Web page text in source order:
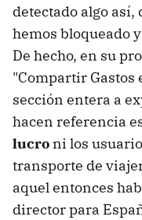
detectado algo
hemos bloqueado
De hecho, en su
"Compartir Gastos
sección entera a
hacen referencia
lucro ni los
transporte de
aquel entonces
director para